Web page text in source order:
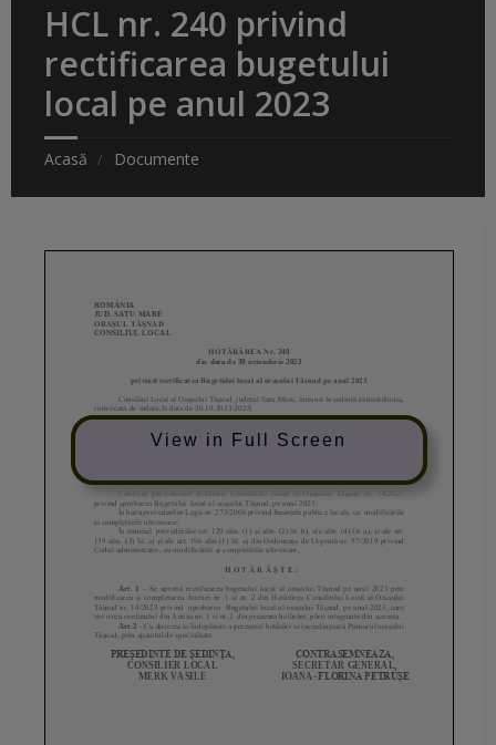
HCL nr. 240 privind
rectificarea bugetului
local pe anul 2023
Acasă Documente
View in Full Screen